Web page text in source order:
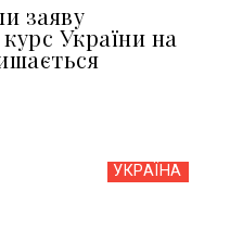
заяву
України на
УКРАЇНА